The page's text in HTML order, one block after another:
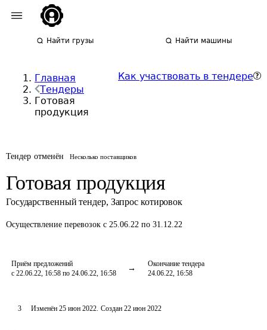
Найти грузы Найти машины
Главная
Тендеры
Готовая
продукция
Как участвовать в тендере
Тендер отменён Несколько поставщиков
Готовая продукция
Государственный тендер, Запрос котировок
Осуществление перевозок с 25.06.22 по 31.12.22
Приём предложений
с 22.06.22, 16:58 по 24.06.22, 16:58
Окончание тендера
24.06.22, 16:58
3 Изменён 25 июн 2022. Создан 22 июн 2022